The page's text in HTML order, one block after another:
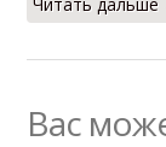
Вас